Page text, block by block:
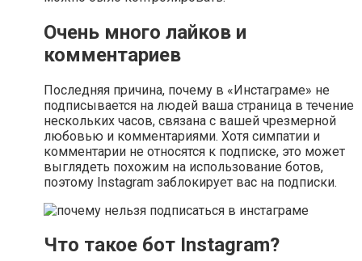
Очень много лайков и
комментариев
Последняя причина, почему в «Инстаграме» не
подписывается на людей ваша страница в течение
нескольких часов, связана с вашей чрезмерной
любовью и комментариями. Хотя симпатии и
комментарии не относятся к подписке, это может
выглядеть похожим на использование ботов,
поэтому Instagram заблокирует вас на подписки.
Что такое бот Instagram?